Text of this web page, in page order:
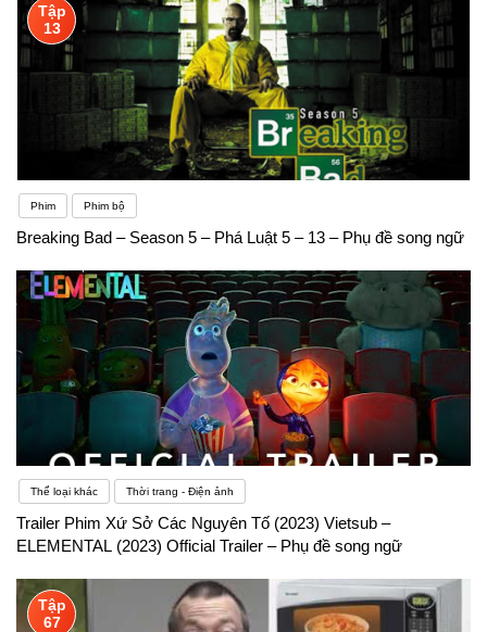
Tập
13
Phim Phim bộ
Breaking Bad – Season 5 – Phá Luật 5 – 13 – Phụ đề song ngữ
Thể loại khác Thời trang - Điện ảnh
Trailer Phim Xứ Sở Các Nguyên Tố (2023) Vietsub –
ELEMENTAL (2023) Official Trailer – Phụ đề song ngữ
Tập
67